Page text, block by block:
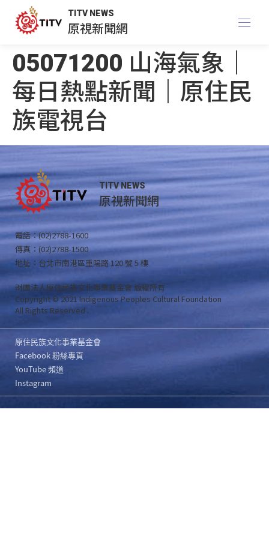
TITV NEWS
原視新聞網
05071200 山海氣象｜
每日熱點新聞｜原住民
族電視台
TITV NEWS
原視新聞網
電話：(02)2788-1600
傳真：(02)2788-1500
地址：台北市南港區重陽路 120 號 5 樓
財團法人原住民族文化事業基金會 版權所有
Copyright © 2021 Indigenous Peoples Cultural Foundation
All Rights Reserved .
原住民族文化事業基金會
Facebook 粉絲專頁
YouTube 頻道
Instagram